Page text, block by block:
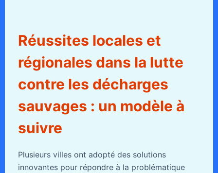
Réussites locales et
régionales dans la lutte
contre les décharges
sauvages : un modèle à
suivre
Plusieurs villes ont adopté des solutions
innovantes pour répondre à la problématique